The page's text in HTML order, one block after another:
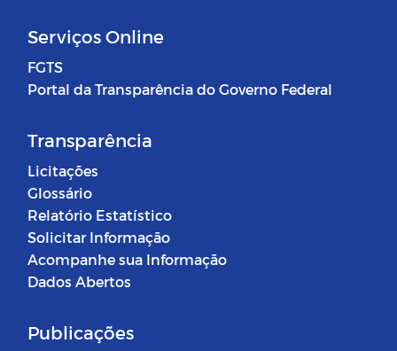
Serviços Online
FGTS
Portal da Transparência do Governo Federal
Transparência
Licitações
Glossário
Relatório Estatístico
Solicitar Informação
Acompanhe sua Informação
Dados Abertos
Publicações